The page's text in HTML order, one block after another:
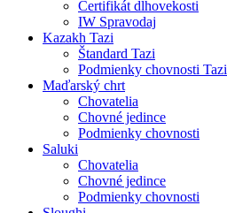
Certifikát dlhovekosti
IW Spravodaj
Kazakh Tazi
Štandard Tazi
Podmienky chovnosti Tazi
Maďarský chrt
Chovatelia
Chovné jedince
Podmienky chovnosti
Saluki
Chovatelia
Chovné jedince
Podmienky chovnosti